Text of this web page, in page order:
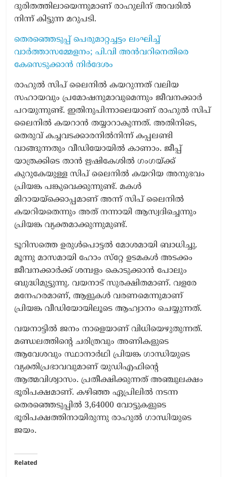
ദുരിതത്തിലായെന്നുമാണ് രാഹുലിന് അവരിൽ
നിന്ന് കിട്ടുന്ന മറുപടി.
തെരഞ്ഞെടുപ്പ് പെരുമാറ്റച്ചട്ടം ലംഘിച്ച്
വാർത്താസമ്മേളനം; പി.വി അൻവറിനെതിരെ
കേസെടുക്കാൻ നിർദേശം
രാഹുല്‍ സിപ് ലൈനില്‍ കയറുന്നത് വലിയ
സഹായവും പ്രമോഷനുമാവുമെന്നും ജീവനക്കാര്‍
പറയുന്നുണ്ട്. ഇതിനുപിന്നാലെയാണ് രാഹുൽ സിപ്
ലൈനിൽ കയറാൻ തയ്യാറാകുന്നത്. അതിനിടെ,
തെരുവ് കച്ചവടക്കാരനില്‍നിന്ന് കപ്പലണ്ടി
വാങ്ങുന്നതും വീഡിയോയിൽ കാണാം. ജീപ്പ്
യാത്രക്കിടെ താൻ ഋഷികേശില്‍ ഗംഗയ്ക്ക്
കുറുകേയുള്ള സിപ് ലൈനില്‍ കയറിയ അനുഭവം
പ്രിയങ്ക പങ്കുവെക്കുന്നുണ്ട്. മകള്‍
മിറായയ്‌ക്കൊപ്പമാണ് അന്ന് സിപ് ലൈനിൽ
കയറിയതെന്നും അത് നന്നായി ആസ്വദിച്ചെന്നും
പ്രിയങ്ക വ്യക്തമാക്കുന്നുമുണ്ട്.
ടൂറിസത്തെ ഉരുള്‍പൊട്ടല്‍ മോശമായി ബാധിച്ചു.
മൂന്നു മാസമായി ഹോം സ്‌റ്റേ ഉടമകള്‍ അടക്കം
ജീവനക്കാര്‍ക്ക് ശമ്പളം കൊടുക്കാന്‍ പോലും
ബുദ്ധിമുട്ടുന്നു. വയനാട് സുരക്ഷിതമാണ്. വളരേ
മനേഹരമാണ്, ആളുകൾ വരണമെന്നുമാണ്
പ്രിയങ്ക വീഡിയോയിലൂടെ ആഹ്വാനം ചെയ്യുന്നത്.
വയനാട്ടിൽ ജനം നാളെയാണ് വിധിയെഴുതുന്നത്.
മണ്ഡലത്തിന്റെ ചരിത്രവും അണികളുടെ
ആവേശവും സ്ഥാനാർഥി പ്രിയങ്ക ഗാന്ധിയുടെ
വ്യക്തിപ്രഭാവവുമാണ് യുഡിഎഫിന്റെ
ആത്മവിശ്വാസം. പ്രതീക്ഷിക്കുന്നത് അഞ്ചുലക്ഷം
ഭൂരിപക്ഷമാണ്. കഴിഞ്ഞ ഏപ്രിലിൽ നടന്ന
തെരഞ്ഞെടുപ്പിൽ 3,64000 വോട്ടുകളുടെ
ഭൂരിപക്ഷത്തിനായിരുന്നു രാഹുൽ ഗാന്ധിയുടെ
ജയം.
Related